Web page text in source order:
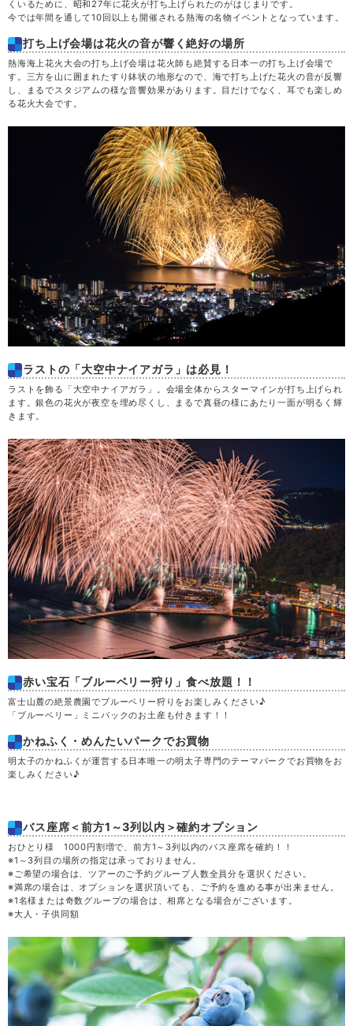
木 20
金 21
土 22
7,980円(7,480円)
27
28
土 29
日
月 31
くいるために、昭和27年に花火が打ち上げられたのがはじまりです。
今では年間を通して10回以上も開催される熱海の名物イベントとなっています。
打ち上げ会場は花火の音が響く絶好の場所
熱海海上花火大会の打ち上げ会場は花火師も絶賛する日本一の打ち上げ会場で
す。三方を山に囲まれたすり鉢状の地形なので、海で打ち上げた花火の音が反響
し、まるでスタジアムの様な音響効果があります。目だけでなく、耳でも楽しめ
る花火大会です。
ラストの「大空中ナイアガラ」は必見！
ラストを飾る「大空中ナイアガラ」。会場全体からスターマインが打ち上げられ
ます。銀色の花火が夜空を埋め尽くし、まるで真昼の様にあたり一面が明るく輝
きます。
赤い宝石「ブルーベリー狩り」食べ放題！！
富士山麓の絶景農園でブルーベリー狩りをお楽しみください♪
「ブルーベリー」ミニパックのお土産も付きます！！
かねふく・めんたいパークでお買物
明太子のかねふくが運営する日本唯一の明太子専門のテーマパークでお買物をお
楽しみください♪
バス座席＜前方1～3列以内＞確約オプション
おひとり様 1000円割増で、前方1～3列以内のバス座席を確約！！
※1～3列目の場所の指定は承っておりません。
※ご希望の場合は、ツアーのご予約グループ人数全員分を選択ください。
※満席の場合は、オプションを選択頂いても、ご予約を進める事が出来ません。
※1名様または奇数グループの場合は、相席となる場合がございます。
※大人・子供同額